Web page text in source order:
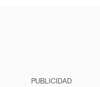
PUBLICIDAD